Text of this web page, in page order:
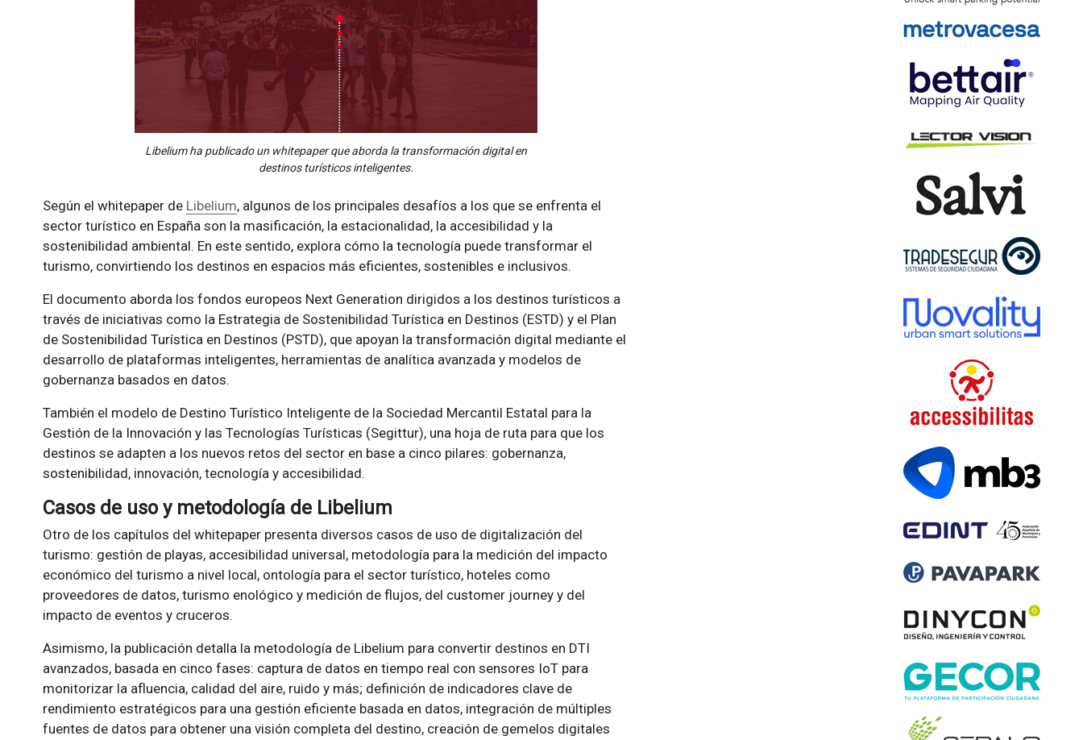
Libelium ha publicado un whitepaper que aborda la transformación digital en
destinos turísticos inteligentes.
Según el whitepaper de Libelium, algunos de los principales desafíos a los que se enfrenta el
sector turístico en España son la masificación, la estacionalidad, la accesibilidad y la
sostenibilidad ambiental. En este sentido, explora cómo la tecnología puede transformar el
turismo, convirtiendo los destinos en espacios más eficientes, sostenibles e inclusivos.
El documento aborda los fondos europeos Next Generation dirigidos a los destinos turísticos a
través de iniciativas como la Estrategia de Sostenibilidad Turística en Destinos (ESTD) y el Plan
de Sostenibilidad Turística en Destinos (PSTD), que apoyan la transformación digital mediante el
desarrollo de plataformas inteligentes, herramientas de analítica avanzada y modelos de
gobernanza basados en datos.
También el modelo de Destino Turístico Inteligente de la Sociedad Mercantil Estatal para la
Gestión de la Innovación y las Tecnologías Turísticas (Segittur), una hoja de ruta para que los
destinos se adapten a los nuevos retos del sector en base a cinco pilares: gobernanza,
sostenibilidad, innovación, tecnología y accesibilidad.
Casos de uso y metodología de Libelium
Otro de los capítulos del whitepaper presenta diversos casos de uso de digitalización del
turismo: gestión de playas, accesibilidad universal, metodología para la medición del impacto
económico del turismo a nivel local, ontología para el sector turístico, hoteles como
proveedores de datos, turismo enológico y medición de flujos, del customer journey y del
impacto de eventos y cruceros.
Asimismo, la publicación detalla la metodología de Libelium para convertir destinos en DTI
avanzados, basada en cinco fases: captura de datos en tiempo real con sensores IoT para
monitorizar la afluencia, calidad del aire, ruido y más; definición de indicadores clave de
rendimiento estratégicos para una gestión eficiente basada en datos, integración de múltiples
fuentes de datos para obtener una visión completa del destino, creación de gemelos digitales